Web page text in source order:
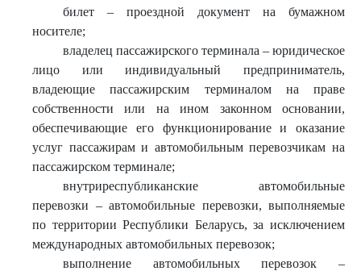
билет – проездной документ на бумажном
носителе;
владелец пассажирского терминала – юридическое
лицо или индивидуальный предприниматель,
владеющие пассажирским терминалом на праве
собственности или на ином законном основании,
обеспечивающие его функционирование и оказание
услуг пассажирам и автомобильным перевозчикам на
пассажирском терминале;
внутриреспубликанские автомобильные
перевозки – автомобильные перевозки, выполняемые
по территории Республики Беларусь, за исключением
международных автомобильных перевозок;
выполнение автомобильных перевозок –